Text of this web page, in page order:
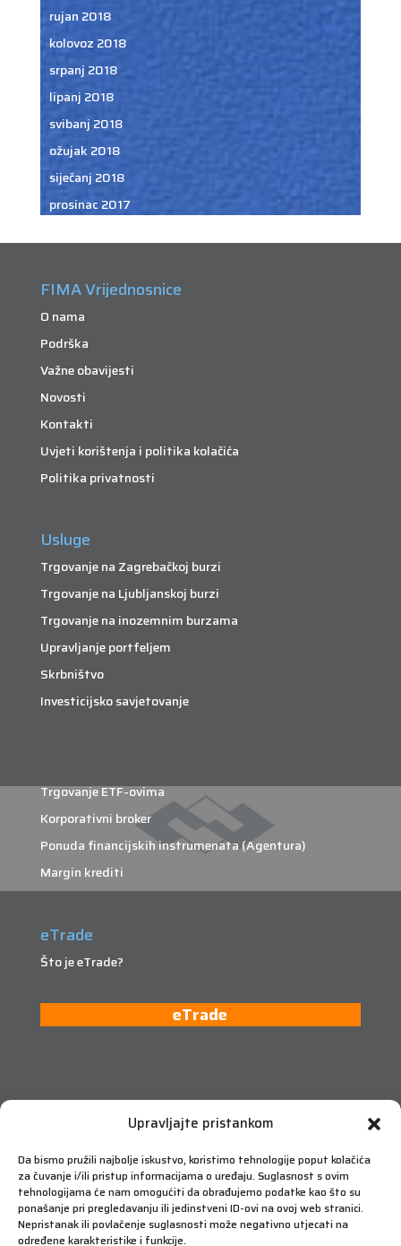
Upravljajte pristankom
Da bismo pružili najbolje iskustvo, koristimo tehnologije poput kolačića
za čuvanje i/ili pristup informacijama o uređaju. Suglasnost s ovim
tehnologijama će nam omogućiti da obrađujemo podatke kao što su
ponašanje pri pregledavanju ili jedinstveni ID-ovi na ovoj web stranici.
Nepristanak ili povlačenje suglasnosti može negativno utjecati na
određene karakteristike i funkcije.
rujan 2018
kolovoz 2018
srpanj 2018
lipanj 2018
svibanj 2018
ožujak 2018
siječanj 2018
prosinac 2017
FIMA Vrijednosnice
O nama
Podrška
Važne obavijesti
Novosti
Kontakti
Uvjeti korištenja i politika kolačića
Politika privatnosti
Usluge
Trgovanje na Zagrebačkoj burzi
Trgovanje na Ljubljanskoj burzi
Trgovanje na inozemnim burzama
Upravljanje portfeljem
Skrbništvo
Investicijsko savjetovanje
Trgovanje ETF-ovima
Korporativni broker
Ponuda financijskih instrumenata (Agentura)
Margin krediti
eTrade
Što je eTrade?
eTrade